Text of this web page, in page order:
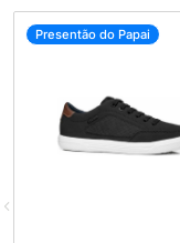
Presentão do Papai